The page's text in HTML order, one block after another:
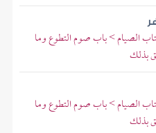
الصيام > باب صوم التطوع وما
بذلك
الصيام > باب صوم التطوع وما
بذلك